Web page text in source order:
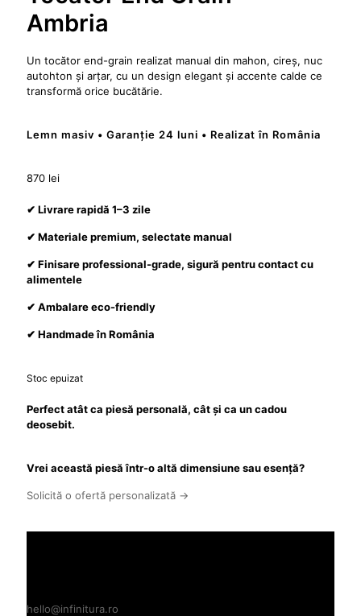
Ambria
Un tocător end-grain realizat manual din mahon, cireș, nuc
autohton și arțar, cu un design elegant și accente calde ce
transformă orice bucătărie.
Lemn masiv • Garanție 24 luni • Realizat în România
870 lei
✔ Livrare rapidă 1–3 zile
✔ Materiale premium, selectate manual
✔ Finisare professional-grade, sigură pentru contact cu
alimentele
✔ Ambalare eco-friendly
✔ Handmade în România
Stoc epuizat
Perfect atât ca piesă personală, cât și ca un cadou
deosebit.
Vrei această piesă într-o altă dimensiune sau esență?
Solicită o ofertă personalizată →
hello@infinitura.ro